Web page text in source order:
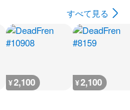
すべて見る
¥2,100 ¥2,100